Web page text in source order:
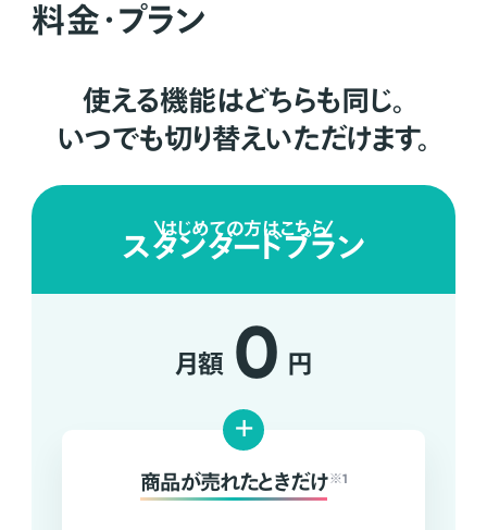
料金・プラン
使える機能はどちらも同じ。
いつでも切り替えいただけます。
はじめての方はこちら
スタンダードプラン
月額 0 円
+
商品が売れたときだけ ※1